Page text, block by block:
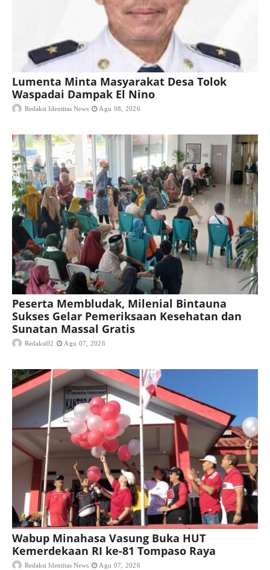
Lumenta Minta Masyarakat Desa Tolok
Waspadai Dampak El Nino
Redaksi Identitas News Agu 08, 2026
Peserta Membludak, Milenial Bintauna
Sukses Gelar Pemeriksaan Kesehatan dan
Sunatan Massal Gratis
Redaksi02 Agu 07, 2026
Wabup Minahasa Vasung Buka HUT
Kemerdekaan RI ke-81 Tompaso Raya
Redaksi Identitas News Agu 07, 2026